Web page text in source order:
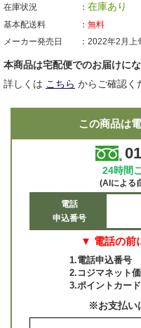
在庫状況
在庫あり
基本配送料
無料
メーカー発売日
2022年2月上
本商品は宅配便でのお届けにな
詳しくは こちら からご確認く
この商品は
24時間
(AIによる
電話
申込番号
▼ 電話の前
1.電話申込番号
2.コジマネット
3.ポイントカー
※お支払い